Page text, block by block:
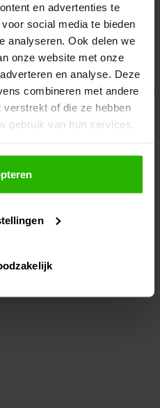
en advertenties te
social media te bieden
analyseren. Ook delen we
onze website met onze
en analyse. Deze
combineren met andere
verstrekt of die ze hebben
gebruik van hun services.
geef je Voordeeluitjes.nl
social media en
te plaatsen.
je ook zelf instellen welke
exception has occurred while
the browser console for more
.